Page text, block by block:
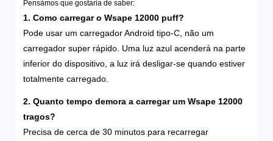
Pensámos que gostaria de saber:
1. Como carregar o Wsape 12000 puff?
Pode usar um carregador Android tipo-C, não um
carregador super rápido. Uma luz azul acenderá na parte
inferior do dispositivo, a luz irá desligar-se quando estiver
totalmente carregado.
2. Quanto tempo demora a carregar umWsape 12000
tragos?
Precisa de cerca de 30 minutos para recarregar